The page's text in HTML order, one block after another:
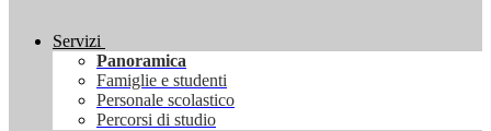
Servizi
Panoramica
Famiglie e studenti
Personale scolastico
Percorsi di studio